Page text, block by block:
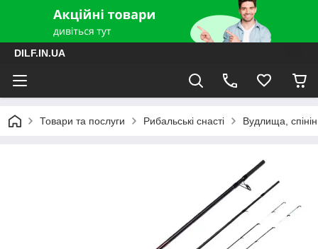
DILF.IN.UA
Товари та послуги Рибальські снасті Вудлища,